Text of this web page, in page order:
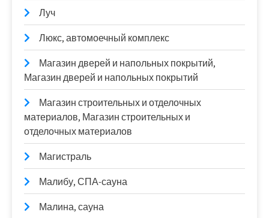
Луч
Люкс, автомоечный комплекс
Магазин дверей и напольных покрытий,
Магазин дверей и напольных покрытий
Магазин строительных и отделочных
материалов, Магазин строительных и
отделочных материалов
Магистраль
Малибу, СПА-сауна
Малина, сауна